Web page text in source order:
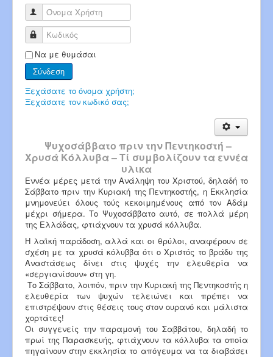
Όνομα Χρήστη
Κωδικός
Να με θυμάσαι
Σύνδεση
Ξεχάσατε το όνομα χρήστη;
Ξεχάσατε τον κωδικό σας;
Ψυχοσάββατο πριν την Πεντηκοστή –
Χρυσά Κόλλυβα – Τί συμβολίζουν τα εννέα
υλικα
Εννέα μέρες μετά την Ανάληψη του Χριστού, δηλαδή το
Σάββατο πριν την Κυριακή της Πεντηκοστής, η Εκκλησία
μνημονεύει όλους τούς κεκοιμημένους από τον Αδάμ
μέχρι σήμερα. Το Ψυχοσάββατο αυτό, σε πολλά μέρη
της Ελλάδας, φτιάχνουν τα χρυσά κόλλυβα.
Η λαϊκή παράδοση, αλλά και οι θρύλοι, αναφέρουν σε
σχέση με τα χρυσά κόλυββα ότι ο Χριστός το βράδυ της
Αναστάσεως δίνει στις ψυχές την ελευθερία να
«σεργιανίσουν» στη γη.
Το Σάββατο, λοιπόν, πριν την Κυριακή της Πεντηκοστής η
ελευθερία των ψυχών τελειώνει και πρέπει να
επιστρέψουν στις θέσεις τους στον ουρανό και μάλιστα
χορτάτες!
Οι συγγενείς την παραμονή του Σαββάτου, δηλαδή το
πρωί της Παρασκευής, φτιάχνουν τα κόλλυβα τα οποία
πηγαίνουν στην εκκλησία το απόγευμα να τα διαβάσει